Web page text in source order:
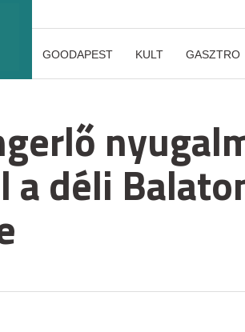
GOODAPEST KULT GASZTRO
a déli